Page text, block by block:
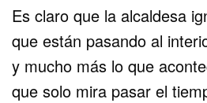
Es claro que la alcaldesa
que están pasando al
y mucho más lo que
que solo mira pasar el